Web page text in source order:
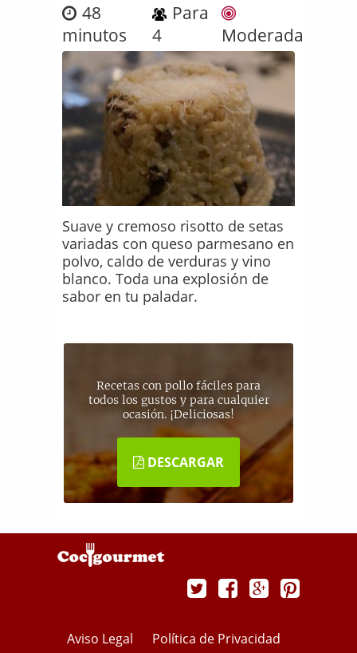
48
minutos
Para
4
Moderada
Suave y cremoso risotto de setas
variadas con queso parmesano en
polvo, caldo de verduras y vino
blanco. Toda una explosión de
sabor en tu paladar.
Recetas con pollo fáciles para
todos los gustos y para cualquier
ocasión. ¡Deliciosas!
DESCARGAR
Aviso Legal
Política de Privacidad